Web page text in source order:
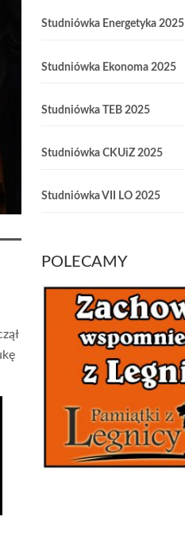
Studniówka Energetyka 2025
Studniówka Ekonoma 2025
Studniówka TEB 2025
Studniówka CKUiZ 2025
Studniówka VII LO 2025
POLECAMY